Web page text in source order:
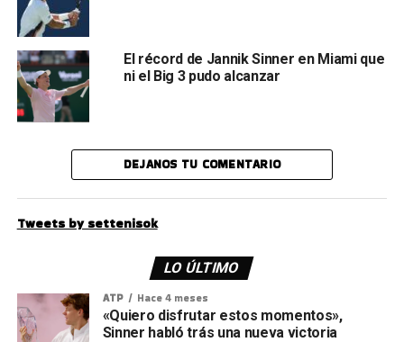
El récord de Jannik Sinner en Miami que
ni el Big 3 pudo alcanzar
DEJANOS TU COMENTARIO
Tweets by settenisok
LO ÚLTIMO
ATP Hace 4 meses
«Quiero disfrutar estos momentos»,
Sinner habló trás una nueva victoria